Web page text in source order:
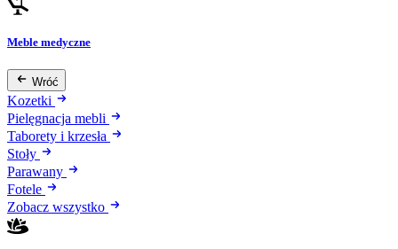
Meble medyczne
Wróć
Kozetki
Pielęgnacja mebli
Taborety i krzesła
Stoły
Parawany
Fotele
Zobacz wszystko